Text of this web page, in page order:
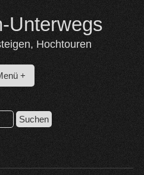
Unterwegs
Hochtouren
+